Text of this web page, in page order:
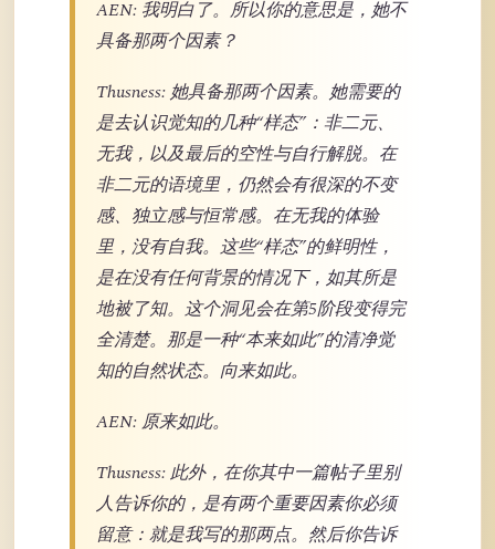
AEN: 我明白了。所以你的意思是，她不
具备那两个因素？
Thusness: 她具备那两个因素。她需要的
是去认识觉知的几种“样态”：非二元、
无我，以及最后的空性与自行解脱。在
非二元的语境里，仍然会有很深的不变
感、独立感与恒常感。在无我的体验
里，没有自我。这些“样态”的鲜明性，
是在没有任何背景的情况下，如其所是
地被了知。这个洞见会在第5阶段变得完
全清楚。那是一种“本来如此”的清净觉
知的自然状态。向来如此。
AEN: 原来如此。
Thusness: 此外，在你其中一篇帖子里别
人告诉你的，是有两个重要因素你必须
留意：就是我写的那两点。然后你告诉